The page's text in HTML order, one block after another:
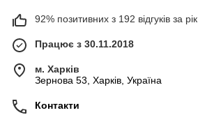
92% позитивних з 192 відгуків за рік
Працює з 30.11.2018
м. Харків
Зернова 53, Харків, Україна
Контакти